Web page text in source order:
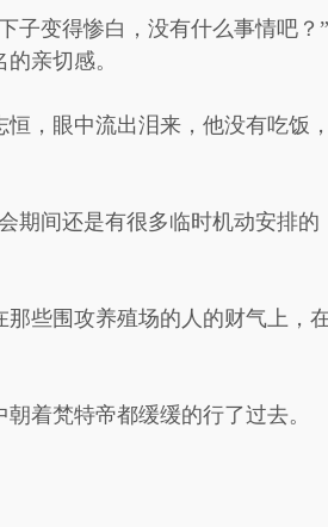
子变得惨白，没有什么事情吧
亲切感。
，眼中流出泪来，他没有吃饭
期间还是有很多临时机动安排
些围攻养殖场的人的财气上，
着梵特帝都缓缓的行了过去。